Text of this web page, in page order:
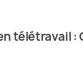
télétravail :